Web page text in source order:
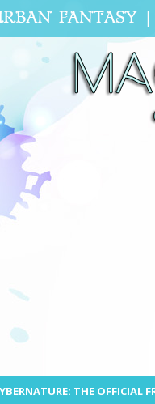
THE OFFICIAL